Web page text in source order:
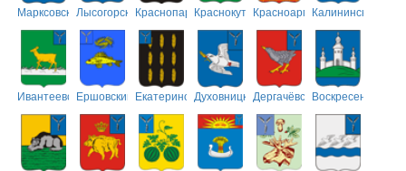
МарксовскийЛысогорскийКраснопартизанский
КраснокутскийКрасноармейский
Калининский
ИвантеевскийЕршовский ЕкатериновскийДуховницкийДергачёвскийВоскресенский